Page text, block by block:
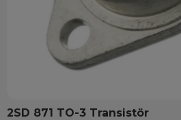
2SD 871 TO-3 Transistör